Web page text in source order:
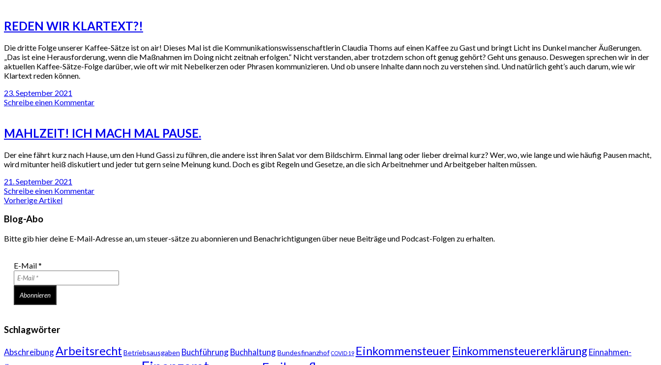
REDEN WIR KLARTEXT?!
Die dritte Folge unserer Kaffee-Sätze ist on air! Dieses Mal ist die Kommunikationswissenschaftlerin Claudia Thoms auf einen Kaffee zu Gast und bringt Licht ins Dunkel mancher Äußerungen.
„Das ist eine Herausforderung, wenn die Maßnahmen im Doing nicht zeitnah erfolgen.“ Nicht verstanden, aber trotzdem schon oft genug gehört? Geht uns genauso. Deswegen sprechen wir in der
aktuellen Kaffee-Sätze-Folge darüber, wie oft wir mit Nebelkerzen oder Phrasen kommunizieren. Und ob unsere Inhalte dann noch zu verstehen sind. Und natürlich geht’s auch darum, wie wir
Klartext reden können.
23. September 2021
Schreibe einen Kommentar
MAHLZEIT! ICH MACH MAL PAUSE.
Der eine fährt kurz nach Hause, um den Hund Gassi zu führen, die andere isst ihren Salat vor dem Bildschirm. Einmal lang oder lieber dreimal kurz? Wer, wo, wie lange und wie häufig Pausen macht,
wird mitunter heiß diskutiert und jeder tut gern seine Meinung kund. Doch es gibt Regeln und Gesetze, an die sich Arbeitnehmer und Arbeitgeber halten müssen.
21. September 2021
Schreibe einen Kommentar
Vorherige Artikel
Blog-Abo
Bitte gib hier deine E-Mail-Adresse an, um steuer-sätze zu abonnieren und Benachrichtigungen über neue Beiträge und Podcast-Folgen zu erhalten.
E-Mail*
Schlagwörter
AbschreibungArbeitsrechtBetriebsausgaben BuchführungBuchhaltungBundesfinanzhof COVID 19 EinkommensteuerEinkommensteuererklärungEinnahmen-